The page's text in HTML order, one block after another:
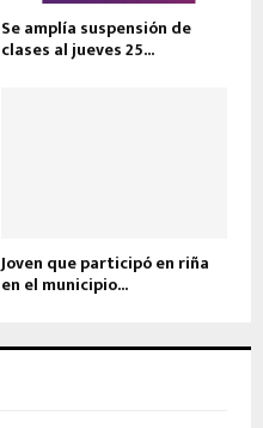
Se amplía suspensión de
clases al jueves 25...
Joven que participó en riña
en el municipio...